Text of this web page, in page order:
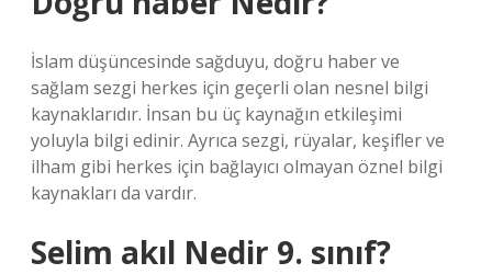
İslam düşüncesinde sağduyu, doğru haber ve
sağlam sezgi herkes için geçerli olan nesnel bilgi
kaynaklarıdır. İnsan bu üç kaynağın etkileşimi
yoluyla bilgi edinir. Ayrıca sezgi, rüyalar, keşifler ve
ilham gibi herkes için bağlayıcı olmayan öznel bilgi
kaynakları da vardır.
Selim akıl Nedir 9. sınıf?